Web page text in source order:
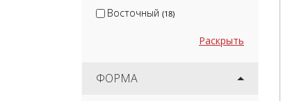
Восточный (18)
Раскрыть
ФОРМА